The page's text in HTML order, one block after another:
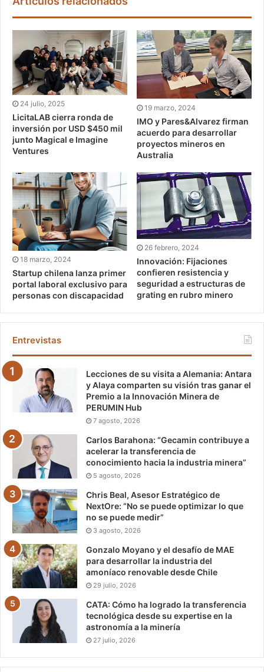
24 julio, 2025
LicitaLAB cierra ronda de
inversión por USD $450 mil
junto Magical e Imagine
Ventures
19 marzo, 2024
IMO y Pares&Alvarez firman
acuerdo para desarrollar
proyectos mineros en
Australia
18 marzo, 2024
Startup chilena lanza primer
portal laboral exclusivo para
personas con discapacidad
26 febrero, 2024
Innovación: Fijaciones
confieren resistencia y
seguridad a estructuras de
grating en rubro minero
Entrevistas
Lecciones de su visita a Alemania: Antara
y Alaya comparten su visión tras ganar el
Premio a la Innovación Minera de
PERUMIN Hub
7 agosto, 2026
Carlos Barahona: “Gecamin contribuye a
acelerar la transferencia de
conocimiento hacia la industria minera”
5 agosto, 2026
Chris Beal, Asesor Estratégico de
NextOre: “No se puede optimizar lo que
no se puede medir”
3 agosto, 2026
Gonzalo Moyano y el desafío de MAE
para desarrollar la industria del
amoníaco renovable desde Chile
29 julio, 2026
CATA: Cómo ha logrado la transferencia
tecnológica desde su expertise en la
astronomía a la minería
27 julio, 2026